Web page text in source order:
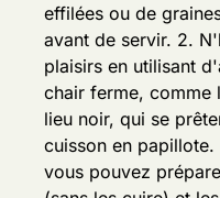
effilées ou de
avant de servir. 2.
plaisirs en utilisant
chair ferme, comme
lieu noir, qui se
cuisson en papillote.
vous pouvez